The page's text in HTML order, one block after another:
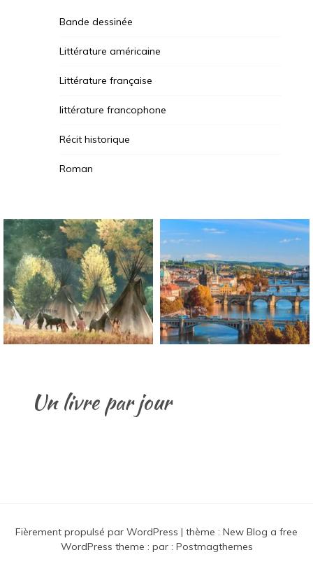
Bande dessinée
Littérature américaine
Littérature française
littérature francophone
Récit historique
Roman
Un livre par jour
Fièrement propulsé par WordPress | thème : New Blog a free
WordPress theme : par : Postmagthemes